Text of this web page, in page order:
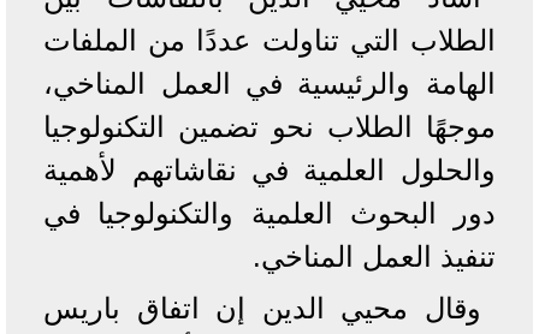
الطلاب التي تناولت عددًا من الملفات
الهامة والرئيسية في العمل المناخي،
موجهًا الطلاب نحو تضمين التكنولوجيا
والحلول العلمية في نقاشاتهم لأهمية
دور البحوث العلمية والتكنولوجيا في
تنفيذ العمل المناخي.
وقال محيي الدين إن اتفاق باريس